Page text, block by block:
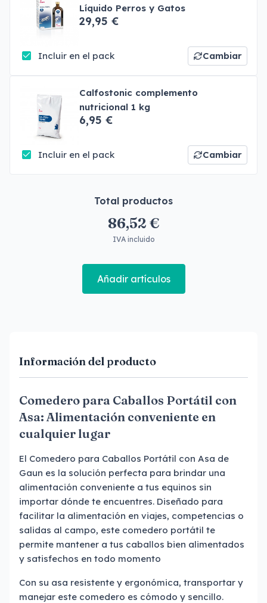
Líquido Perros y Gatos
29,95 €
Incluir en el pack Cambiar
Calfostonic complemento
nutricional 1 kg
6,95 €
Incluir en el pack Cambiar
Total productos
86,52 €
IVA incluido
Añadir artículos
Información del producto
Comedero para Caballos Portátil con
Asa: Alimentación conveniente en
cualquier lugar
El Comedero para Caballos Portátil con Asa de
Gaun es la solución perfecta para brindar una
alimentación conveniente a tus equinos sin
importar dónde te encuentres. Diseñado para
facilitar la alimentación en viajes, competencias o
salidas al campo, este comedero portátil te
permite mantener a tus caballos bien alimentados
y satisfechos en todo momento
Con su asa resistente y ergonómica, transportar y
manejar este comedero es cómodo y sencillo.